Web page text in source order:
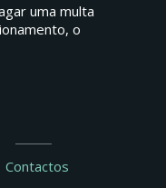
uma multa
o
Contactos